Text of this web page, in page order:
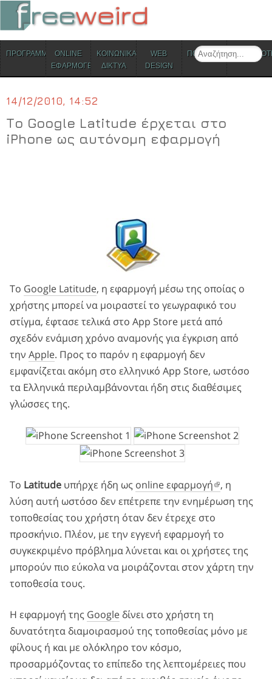
Search
Skip to content
ΠΡΟΓΡΑΜΜΑΤΑONLINE
ΕΦΑΡΜΟΓΕΣ
ΚΟΙΝΩΝΙΚΑ
ΔΙΚΤΥΑ
WEB
DESIGN
ΠΟΛΙΤΙΣΜΟΣ
14/12/2010, 14:52
Το Google Latitude έρχεται στο
iPhone ως αυτόνομη εφαρμογή
Το Google Latitude, η εφαρμογή μέσω της οποίας ο
χρήστης μπορεί να μοιραστεί το γεωγραφικό του
στίγμα, έφτασε τελικά στο App Store μετά από
σχεδόν ενάμιση χρόνο αναμονής για έγκριση από
την Apple. Προς το παρόν η εφαρμογή δεν
εμφανίζεται ακόμη στο ελληνικό App Store, ωστόσο
τα Ελληνικά περιλαμβάνονται ήδη στις διαθέσιμες
γλώσσες της.
Το Latitude υπήρχε ήδη ως online εφαρμογή
, η
λύση αυτή ωστόσο δεν επέτρεπε την ενημέρωση της
τοποθεσίας του χρήστη όταν δεν έτρεχε στο
προσκήνιο. Πλέον, με την εγγενή εφαρμογή το
συγκεκριμένο πρόβλημα λύνεται και οι χρήστες της
μπορούν πιο εύκολα να μοιράζονται στον χάρτη την
τοποθεσία τους.
Η εφαρμογή της Google δίνει στο χρήστη τη
δυνατότητα διαμοιρασμού της τοποθεσίας μόνο με
φίλους ή και με ολόκληρο τον κόσμο,
προσαρμόζοντας το επίπεδο της λεπτομέρειες που